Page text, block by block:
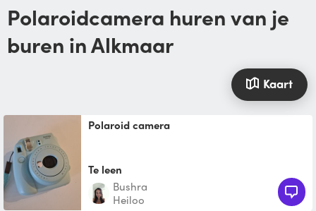
Polaroidcamera huren van je
buren in Alkmaar
Kaart
polaroid camera
Te leen
Bushra
Heiloo